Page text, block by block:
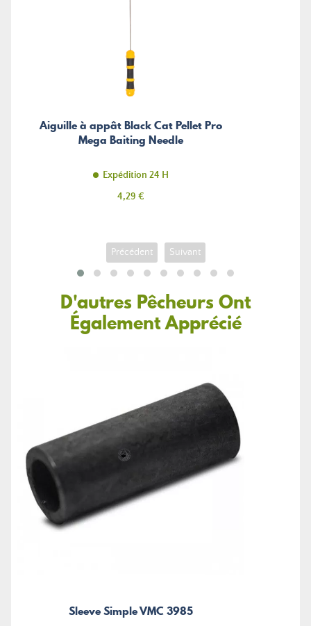
Aiguille à appât Black Cat Pellet Pro
Mega Baiting Needle
Expédition 24 H
Prix
4,29 €
Précédent Suivant
D'autres Pêcheurs Ont
Également Apprécié
Sleeve Simple VMC 3985